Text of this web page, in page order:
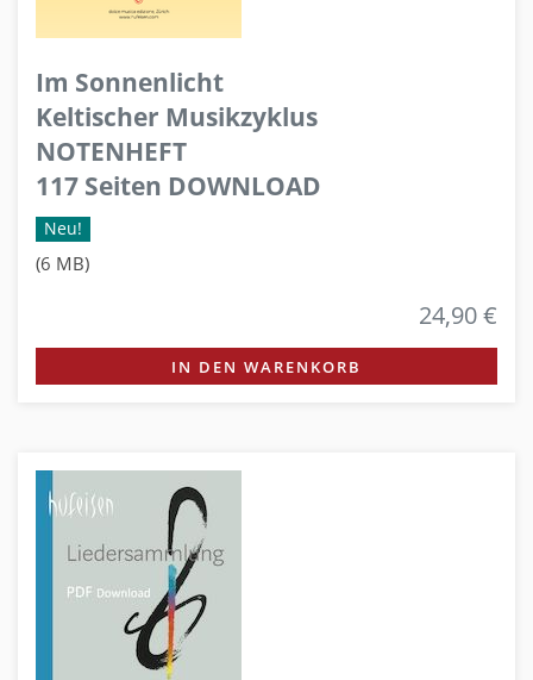
Im Sonnenlicht
Keltischer Musikzyklus
NOTENHEFT
117 Seiten DOWNLOAD
Neu!
(6 MB)
24,90 €
IN DEN WARENKORB